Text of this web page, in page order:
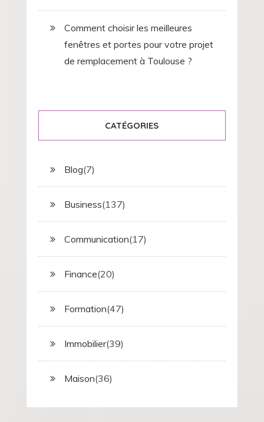
Comment choisir les meilleures
fenêtres et portes pour votre projet
de remplacement à Toulouse ?
CATÉGORIES
Blog(7)
Business(137)
Communication(17)
Finance(20)
Formation(47)
Immobilier(39)
Maison(36)